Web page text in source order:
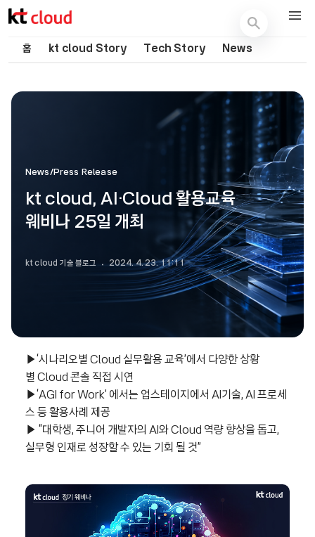
기술 블로그 (Tech) | kt cloud
홈 kt cloud Story Tech Story News
News/Press Release
kt cloud, AI·Cloud 활용교육
웨비나 25일 개최
kt cloud 기술 블로그 2024. 4. 23. 11:11
▶‘시나리오별 Cloud 실무활용 교육’에서 다양한 상황
별 Cloud 콘솔 직접 시연
▶‘AGI for Work’ 에서는 업스테이지에서 AI기술, AI 프로세
스 등 활용사례 제공
▶ “대학생, 주니어 개발자의 AI와 Cloud 역량 향상을 돕고,
실무형 인재로 성장할 수 있는 기회 될 것”